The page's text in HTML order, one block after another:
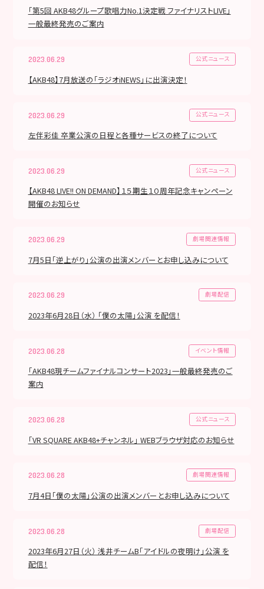
「第5回 AKB48グループ歌唱力No.1決定戦 ファイナリストLIVE」
一般最終発売のご案内
2023.06.29 公式ニュース
【AKB48】7月放送の「ラジオiNEWS」に出演決定！
2023.06.29 公式ニュース
左伴彩佳 卒業公演の日程と各種サービスの終了について
2023.06.29 公式ニュース
【AKB48 LIVE!! ON DEMAND】１５期生１０周年記念キャンペーン
開催のお知らせ
2023.06.29 劇場関連情報
7月5日「逆上がり」公演の出演メンバーとお申し込みについて
2023.06.29 劇場配信
2023年6月28日（水） 「僕の太陽」公演 を配信！
2023.06.28 イベント情報
「AKB48現チームファイナルコンサート2023」一般最終発売のご
案内
2023.06.28 公式ニュース
「VR SQUARE AKB48+チャンネル」 WEBブラウザ対応のお知らせ
2023.06.28 劇場関連情報
7月4日「僕の太陽」公演の出演メンバーとお申し込みについて
2023.06.28 劇場配信
2023年6月27日（火） 浅井チームB「アイドルの夜明け」公演 を
配信！